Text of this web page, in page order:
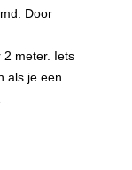
Door
2 meter. Iets
als je een